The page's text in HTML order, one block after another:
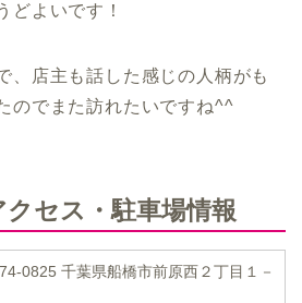
どよいです！
、店主も話した感じの人柄がも
のでまた訪れたいですね^^
セス・駐車場情報
0825 千葉県船橋市前原西２丁目１－